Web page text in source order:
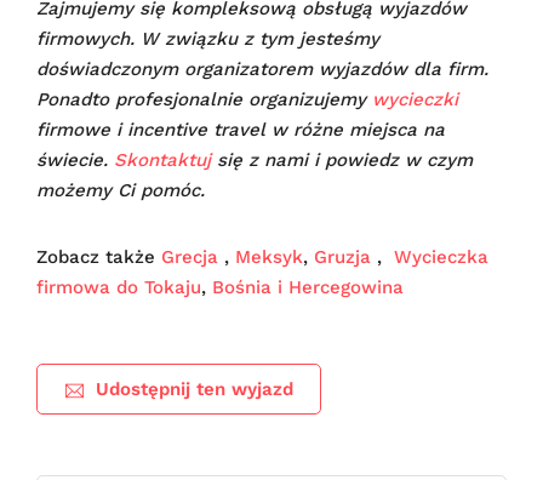
Zajmujemy się kompleksową obsługą wyjazdów
firmowych. W związku z tym jesteśmy
doświadczonym organizatorem wyjazdów dla firm.
Ponadto profesjonalnie organizujemy wycieczki
firmowe i incentive travel w różne miejsca na
świecie. Skontaktujsię z nami i powiedz w czym
możemy Ci pomóc.
Zobacz także Grecja , Meksyk, Gruzja , Wycieczka
firmowa do Tokaju, Bośnia i Hercegowina
Udostępnij ten wyjazd